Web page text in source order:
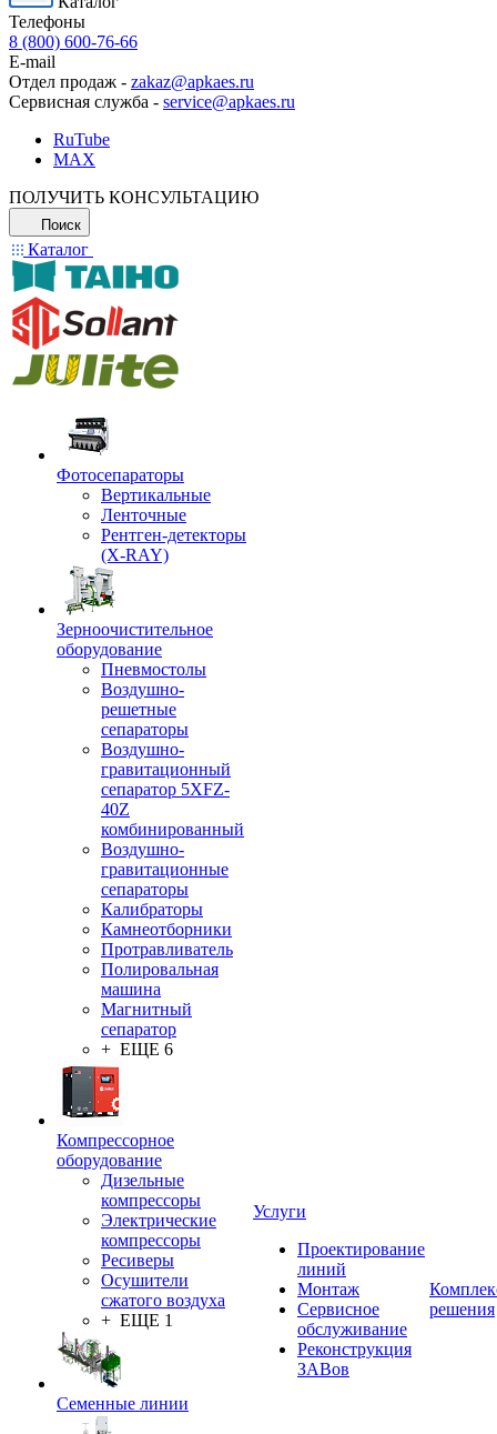
Телефоны
8 (800) 600-76-66
E-mail
Отдел продаж - zakaz@apkaes.ru
Сервисная служба - service@apkaes.ru
RuTube
MAX
ПОЛУЧИТЬ КОНСУЛЬТАЦИЮ
Поиск
Каталог
Фотосепараторы
Вертикальные
Ленточные
Рентген-детекторы
(X-RAY)
Зерноочистительное
оборудование
Пневмостолы
Воздушно-
решетные
сепараторы
Воздушно-
гравитационный
сепаратор 5XFZ-
40Z
комбинированный
Воздушно-
гравитационные
сепараторы
Калибраторы
Камнеотборники
Протравливатель
Полировальная
машина
Магнитный
сепаратор
+ ЕЩЕ 6
Компрессорное
оборудование
Дизельные
компрессоры
Электрические
компрессоры
Ресиверы
Осушители
сжатого воздуха
+ ЕЩЕ 1
Семенные линии
Услуги
Проектирование
линий
Монтаж
Сервисное
обслуживание
Реконструкция
ЗАВов
решения